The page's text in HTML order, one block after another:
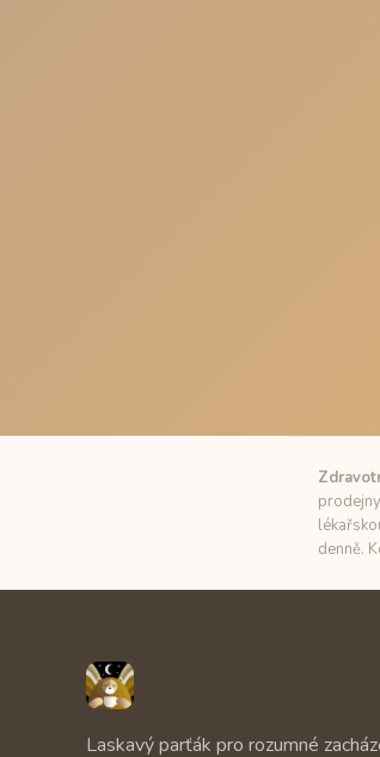
denně.
Laskavý parťák pro rozumné